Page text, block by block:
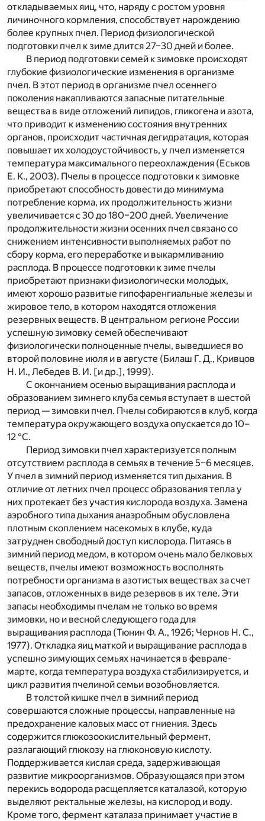
откладываемых яиц, что, наряду с ростом уровня
личиночного кормления, способствует нарождению
более крупных пчел. Период физиологической
подготовки пчел к зиме длится 27–30 дней и более.
В период подготовки семей к зимовке происходят
глубокие физиологические изменения в организме
пчел. В этот период в организме пчел осеннего
поколения накапливаются запасные питательные
вещества в виде отложений липидов, гликогена и азота,
что приводит к изменению состояния внутренних
органов, происходит частичная дегидратация, которая
повышает их холодоустойчивость, у пчел изменяется
температура максимального переохлаждения (Еськов
Е. К., 2003). Пчелы в процессе подготовки к зимовке
приобретают способность довести до минимума
потребление корма, их продолжительность жизни
увеличивается с 30 до 180–200 дней. Увеличение
продолжительности жизни осенних пчел связано со
снижением интенсивности выполняемых работ по
сбору корма, его переработке и выкармливанию
расплода. В процессе подготовки к зиме пчелы
приобретают признаки физиологически молодых,
имеют хорошо развитые гипофаренгиальные железы и
жировое тело, в котором находятся отложения
резервных веществ. В центральном регионе России
успешную зимовку семей обеспечивают
физиологически полноценные пчелы, выведшиеся во
второй половине июля и в августе (Билаш Г. Д., Кривцов
Н. И., Лебедев В. И. [и др.], 1999).
С окончанием осенью выращивания расплода и
образованием зимнего клуба семья вступает в шестой
период — зимовки пчел. Пчелы собираются в клуб, когда
температура окружающего воздуха опускается до 10–
12 °С.
Период зимовки пчел характеризуется полным
отсутствием расплода в семьях в течение 5–6 месяцев.
У пчел в зимний период изменяется тип дыхания. В
отличие от летних пчел процесс образования тепла у
них протекает без участия кислорода воздуха. Замена
аэробного типа дыхания анаэробным обусловлена
плотным скоплением насекомых в клубе, куда
затруднен свободный доступ кислорода. Питаясь в
зимний период медом, в котором очень мало белковых
веществ, пчелы имеют возможность восполнять
потребности организма в азотистых веществах за счет
запасов, отложенных в виде резервов в их теле. Эти
запасы необходимы пчелам не только во время
зимовки, но и весной следующего года для
выращивания расплода (Тюнин Ф. А., 1926; Чернов Н. С.,
1977). Откладка яиц маткой и выращивание расплода в
успешно зимующих семьях начинается в феврале-
марте, когда температура воздуха стабилизируется, и
цикл развития пчелиной семьи возобновляется.
В толстой кишке пчел в зимний период
совершаются сложные процессы, направленные на
предохранение каловых масс от гниения. Здесь
содержится глюкозоокислительный фермент,
разлагающий глюкозу на глюконовую кислоту.
Поддерживается кислая среда, задерживающая
развитие микроорганизмов. Образующаяся при этом
перекись водорода расщепляется каталазой, которую
выделяют ректальные железы, на кислород и воду.
Кроме того, фермент каталаза принимает участие в